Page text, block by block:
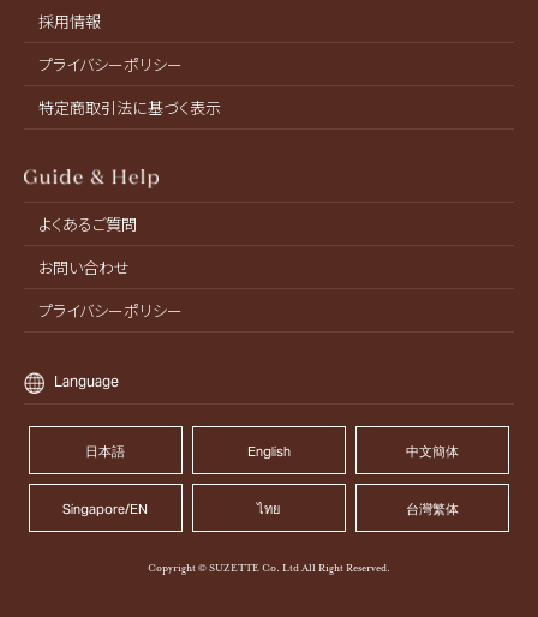
採用情報
プライバシーポリシー
特定商取引法に基づく表示
よくあるご質問
お問い合わせ
プライバシーポリシー
Language
日本語 English 中文簡体
Singapore/EN ไทย 台灣繁体
Copyright © SUZETTE Co. Ltd All Right Reserved.